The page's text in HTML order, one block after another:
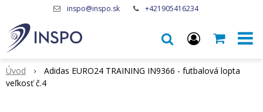
inspo@inspo.sk +421905416234
Úvod
Adidas EURO24 TRAINING IN9366 - futbalová lopta
veľkosť č.4